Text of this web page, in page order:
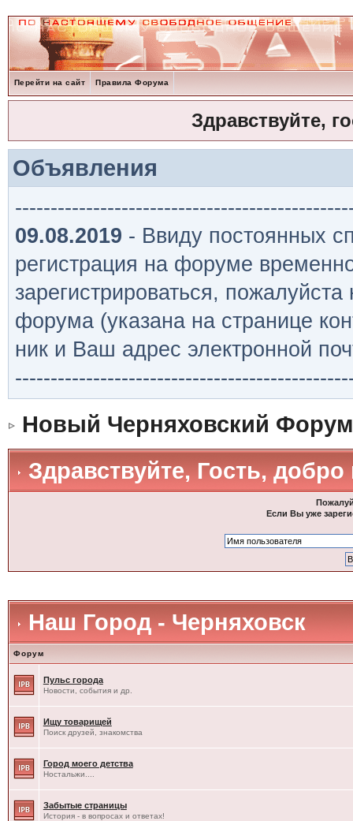
Перейти на сайт Правила Форума
Здравствуйте,
Объявления
09.08.2019 - Ввиду постоянных
регистрация на форуме
зарегистрироваться,
форума (указана на странице
ник и Ваш адрес электронной
Новый Черняховский Форум
Здравствуйте, Гость,
Если Вы уже
Наш Город - Черняховск
Форум
Пульс города
Новости, события и др.
Ищу товарищей
Поиск друзей, знакомства
Город моего детства
Ностальжи....
Забытые страницы
История - в вопросах и ответах!